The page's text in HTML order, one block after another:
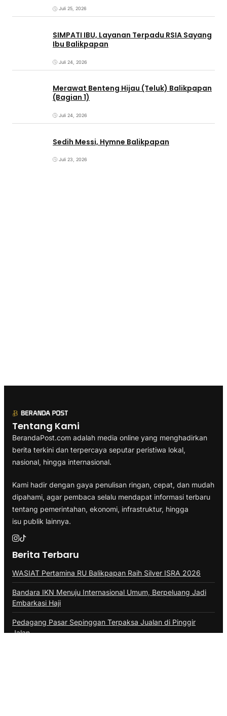
Juli 25, 2026
SIMPATI IBU, Layanan Terpadu RSIA Sayang
Ibu Balikpapan
Juli 24, 2026
Merawat Benteng Hijau (Teluk) Balikpapan
(Bagian 1)
Juli 24, 2026
Sedih Messi, Hymne Balikpapan
Juli 23, 2026
Tentang Kami
BerandaPost.com adalah media online yang menghadirkan
berita terkini dan terpercaya seputar peristiwa lokal,
nasional, hingga internasional.
Kami hadir dengan gaya penulisan ringan, cepat, dan mudah
dipahami, agar pembaca selalu mendapat informasi terbaru
tentang pemerintahan, ekonomi, infrastruktur, hingga
isu publik lainnya.
Berita Terbaru
WASIAT Pertamina RU Balikpapan Raih Silver ISRA 2026
Bandara IKN Menuju Internasional Umum, Berpeluang Jadi
Embarkasi Haji
Pedagang Pasar Sepinggan Terpaksa Jualan di Pinggir
Jalan